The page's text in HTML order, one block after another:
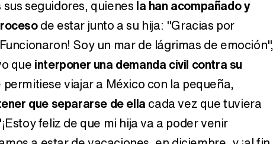
seguidores, quienes la han acompañado y
de estar junto a su hija: "Gracias por
Soy un mar de lágrimas de emoción",
que interponer una demanda civil contra su
viajar a México con la pequeña,
que separarse de ella cada vez que tuviera
feliz de que mi hija va a poder venir